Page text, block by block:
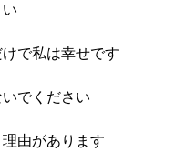
で私は幸せです
でください
由があります